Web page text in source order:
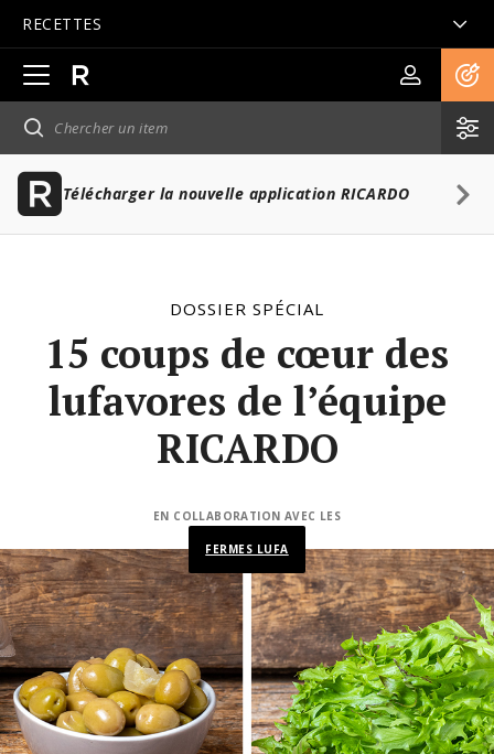
RECETTES
Ouvrir
la
navigation
principale
Télécharger la nouvelle application RICARDO
DOSSIER SPÉCIAL
15 coups de cœur des
lufavores de l’équipe
RICARDO
EN COLLABORATION AVEC LES
FERMES LUFA